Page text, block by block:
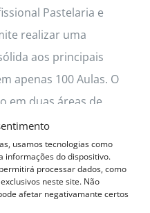
usamos tecnologias como
informações do dispositivo.
processar dados, como
neste site. Não
afetar negativamante certos
Pastelaria e
realizar uma
aos principais
apenas 100 Aulas. O
em duas áreas de
e Padaria
As aulas
são coordenadas por
, Chef Pastelaria